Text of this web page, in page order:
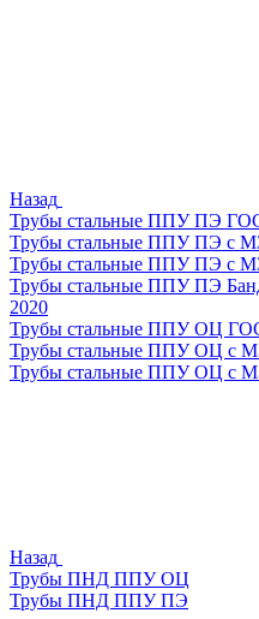
Назад
Трубы стальные ППУ ПЭ
Трубы стальные ППУ ПЭ с
Трубы стальные ППУ ПЭ с
Трубы стальные ППУ ПЭ
2020
Трубы стальные ППУ ОЦ
Трубы стальные ППУ ОЦ с
Трубы стальные ППУ ОЦ с
Назад
Трубы ПНД ППУ ОЦ
Трубы ПНД ППУ ПЭ